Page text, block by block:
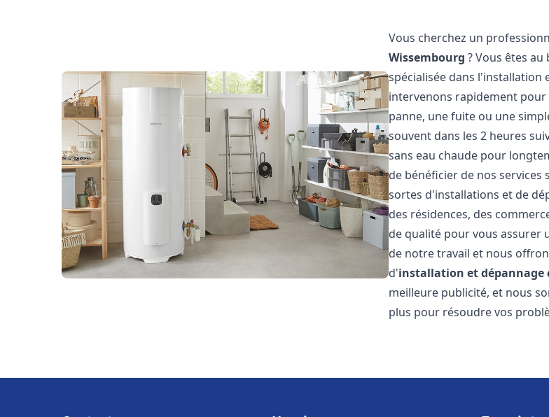
Vous cherchez un
Wissembourg ? Vous êtes
spécialisée dans l'installation
intervenons rapidement pour
panne, une fuite ou une
souvent dans les 2 heures
sans eau chaude pour
de bénéficier de nos
sortes d'installations et de
des résidences, des
de qualité pour vous assurer
de notre travail et nous
d'installation et dépannage
meilleure publicité, et nous
plus pour résoudre vos